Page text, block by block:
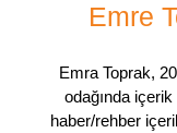
Emre
Emra Toprak,
odağında
haber/rehber